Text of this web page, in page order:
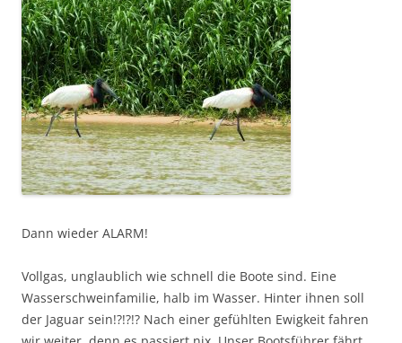
Dann wieder ALARM!
Vollgas, unglaublich wie schnell die Boote sind. Eine
Wasserschweinfamilie, halb im Wasser. Hinter ihnen soll
der Jaguar sein!?!?!? Nach einer gefühlten Ewigkeit fahren